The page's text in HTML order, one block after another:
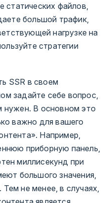
статических файлов,
большой трафик,
нагрузке на
стратегии
SSR в своем
задайте себе вопрос,
нужен. В основном это
важно для вашего
Например,
приборную панель,
миллисекунд при
большого значения,
не менее, в случаях,